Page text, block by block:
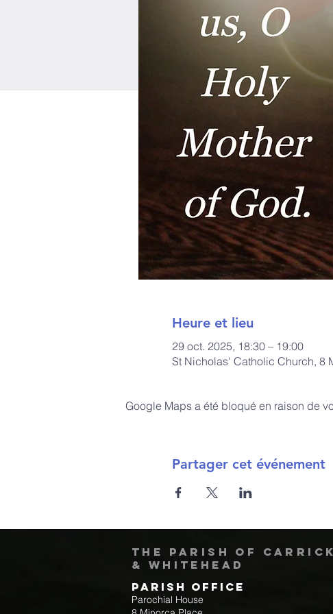
Heure et lieu
29 oct. 2025, 18:30 – 19:00
St Nicholas' Catholic Church, 8
Google Maps a été bloqué en raison de
Partager cet événement
The Parish of
& Whitehead
Parish Office
Parochial House